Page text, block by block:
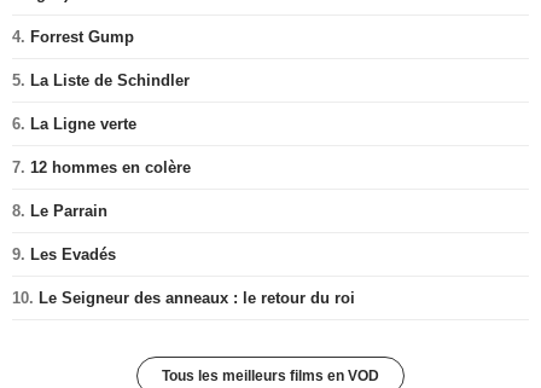
4. Forrest Gump
5. La Liste de Schindler
6. La Ligne verte
7. 12 hommes en colère
8. Le Parrain
9. Les Evadés
10. Le Seigneur des anneaux : le retour du roi
Tous les meilleurs films en VOD